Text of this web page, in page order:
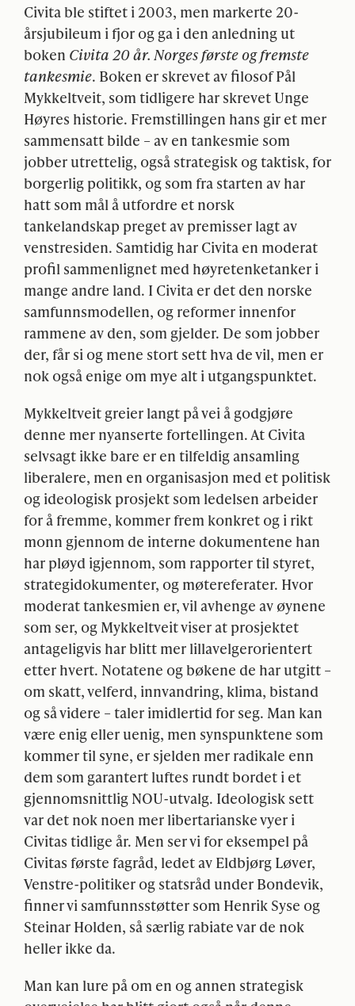
Civita ble stiftet i 2003, men markerte 20-
årsjubileum i fjor og ga i den anledning ut
boken Civita 20 år. Norges første og fremste
tankesmie. Boken er skrevet av filosof Pål
Mykkeltveit, som tidligere har skrevet Unge
Høyres historie. Fremstillingen hans gir et mer
sammensatt bilde – av en tankesmie som
jobber utrettelig, også strategisk og taktisk, for
borgerlig politikk, og som fra starten av har
hatt som mål å utfordre et norsk
tankelandskap preget av premisser lagt av
venstresiden. Samtidig har Civita en moderat
profil sammenlignet med høyretenketanker i
mange andre land. I Civita er det den norske
samfunnsmodellen, og reformer innenfor
rammene av den, som gjelder. De som jobber
der, får si og mene stort sett hva de vil, men er
nok også enige om mye alt i utgangspunktet.
Mykkeltveit greier langt på vei å godgjøre
denne mer nyanserte fortellingen. At Civita
selvsagt ikke bare er en tilfeldig ansamling
liberalere, men en organisasjon med et politisk
og ideologisk prosjekt som ledelsen arbeider
for å fremme, kommer frem konkret og i rikt
monn gjennom de interne dokumentene han
har pløyd igjennom, som rapporter til styret,
strategidokumenter, og møtereferater. Hvor
moderat tankesmien er, vil avhenge av øynene
som ser, og Mykkeltveit viser at prosjektet
antageligvis har blitt mer lillavelgerorientert
etter hvert. Notatene og bøkene de har utgitt –
om skatt, velferd, innvandring, klima, bistand
og så videre – taler imidlertid for seg. Man kan
være enig eller uenig, men synspunktene som
kommer til syne, er sjelden mer radikale enn
dem som garantert luftes rundt bordet i et
gjennomsnittlig NOU-utvalg. Ideologisk sett
var det nok noen mer libertarianske vyer i
Civitas tidlige år. Men ser vi for eksempel på
Civitas første fagråd, ledet av Eldbjørg Løver,
Venstre-politiker og statsråd under Bondevik,
finner vi samfunnsstøtter som Henrik Syse og
Steinar Holden, så særlig rabiate var de nok
heller ikke da.
Man kan lure på om en og annen strategisk